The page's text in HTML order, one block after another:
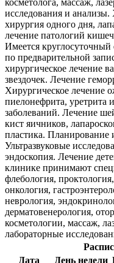
косметолога, массаж,
исследования и анализы.
хирургия одного дня,
лечение патологий
Имеется
по предварительной
хирургическое лечение
звездочек. Лечение
Хирургическое лечение
пиелонефрита, уретрита
заболеваний. Лечение
кист яичников,
пластика. Планирование
Ультразвуковые
эндоскопия. Лечение
клинике принимают
флебология,
онкология,
неврология,
дерматовенерология,
косметологии, массаж,
лабораторные
Дата
День недели